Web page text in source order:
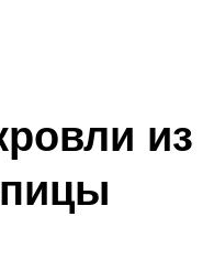
из